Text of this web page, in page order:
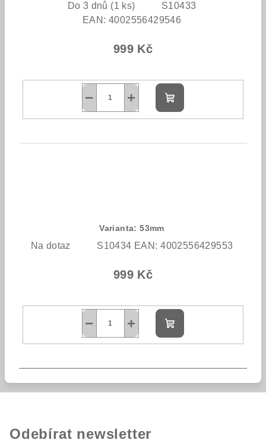
Do 3 dnů (1 ks)
S10433
EAN: 4002556429546
999 Kč
+
−
Do
košíku
Varianta: 53mm
Na dotaz S10434 EAN: 4002556429553
999 Kč
+
−
Do
košíku
Odebírat newsletter